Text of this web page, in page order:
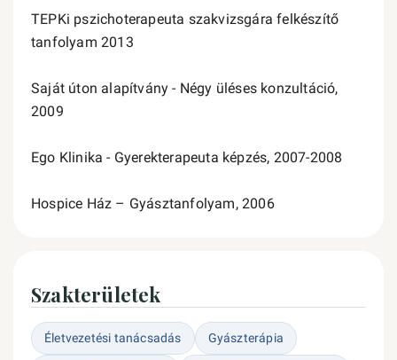
TEPKi pszichoterapeuta szakvizsgára felkészítő
tanfolyam 2013
Saját úton alapítvány - Négy üléses konzultáció,
2009
Ego Klinika - Gyerekterapeuta képzés, 2007-2008
Hospice Ház – Gyásztanfolyam, 2006
Szakterületek
Életvezetési tanácsadás Gyászterápia